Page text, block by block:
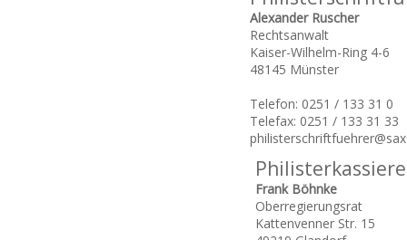
Alexander Ruscher
Rechtsanwalt
Kaiser-Wilhelm-Ring 4-6
48145 Münster
Telefon: 0251 / 133 31 0
Telefax: 0251 / 133 31 33
Frank Böhnke
Oberregierungsrat
Kattenvenner Str. 15